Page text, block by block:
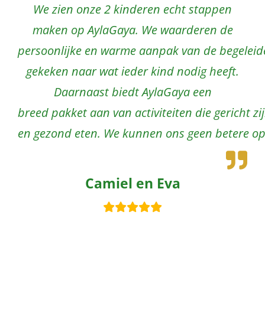
We zien onze 2 kinderen echt stappen
maken op AylaGaya. We waarderen de
persoonlijke en warme aanpak van de
gekeken naar wat ieder kind nodig heeft.
Daarnaast biedt AylaGaya een
breed pakket aan van activiteiten die gericht
en gezond eten. We kunnen ons geen betere
Camiel en Eva